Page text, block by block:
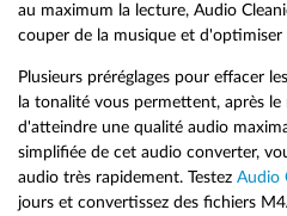
au maximum la lecture, Audio
couper de la musique et d'optimiser
Plusieurs préréglages pour effacer
la tonalité vous permettent, après
d'atteindre une qualité audio
simplifiée de cet audio converter,
audio très rapidement. Testez Audio
jours et convertissez des fichiers